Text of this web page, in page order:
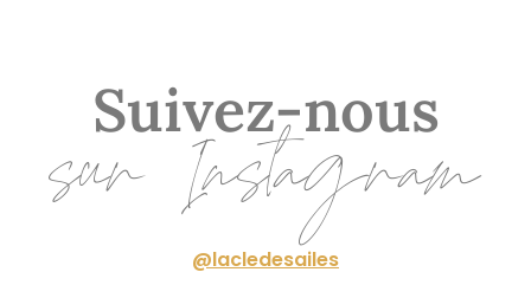
Suivez-nous
sur Instagram
@lacledesailes